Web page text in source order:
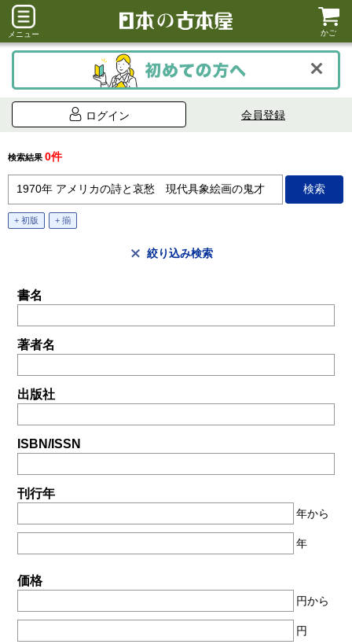
メニュー かご
ログイン 会員登録
検索結果 0件
+ 初版 + 揃
絞り込み検索
書名
著者名
出版社
ISBN/ISSN
刊行年
年から
年
価格
円から
円